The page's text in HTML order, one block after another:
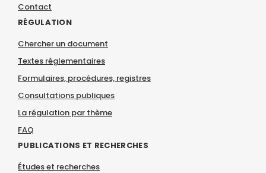
Contact
RÉGULATION
Chercher un document
Textes réglementaires
Formulaires, procédures, registres
Consultations publiques
La régulation par thème
FAQ
PUBLICATIONS ET RECHERCHES
Études et recherches